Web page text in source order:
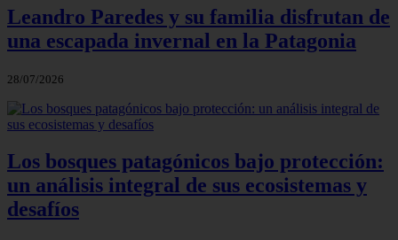
Leandro Paredes y su familia disfrutan de
una escapada invernal en la Patagonia
28/07/2026
Los bosques patagónicos bajo protección:
un análisis integral de sus ecosistemas y
desafíos